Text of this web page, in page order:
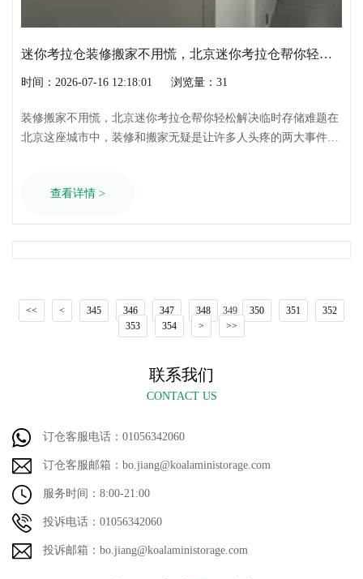
迷你考拉仓装修搬家不用慌，北京迷你考拉仓帮你轻松解决临时存储难题
时间：2026-07-16 12:18:01 浏览量：31
装修搬家不用慌，北京迷你考拉仓帮你轻松解决临时存储难题在
北京这座城市中，装修和搬家无疑是让许多人头疼的两大事件。
您提供一站式的装修搬家临时存储方案，让您的家居生活更加井
查看详情 >
<< < 345 346 347 348 349 350 351
352
353
354 > >>
联系我们
CONTACT US
订仓客服电话：01056342060
订仓客服邮箱：bo.jiang@koalaministorage.com
服务时间：8:00-21:00
投诉电话：01056342060
投诉邮箱：bo.jiang@koalaministorage.com